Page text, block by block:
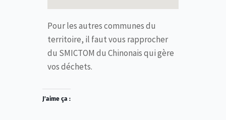
Pour les autres communes du
territoire, il faut vous rapprocher
du SMICTOM du Chinonais qui gère
vos déchets.
J’aime ça :